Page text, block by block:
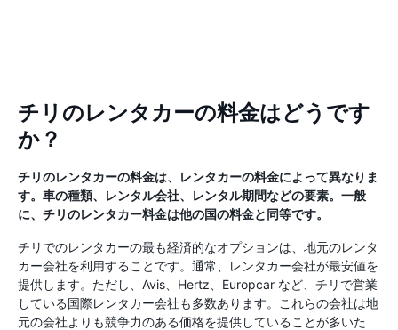
チリのレンタカーの料金はどうです
か？
チリのレンタカーの料金は、レンタカーの料金によって異なりま
す。車の種類、レンタル会社、レンタル期間などの要素。一般
に、チリのレンタカー料金は他の国の料金と同等です。
チリでのレンタカーの最も経済的なオプションは、地元のレンタ
カー会社を利用することです。通常、レンタカー会社が最安値を
提供します。ただし、Avis、Hertz、Europcar など、チリで営業
している国際レンタカー会社も多数あります。これらの会社は地
元の会社よりも競争力のある価格を提供していることが多いた